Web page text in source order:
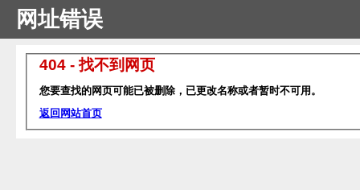
网址错误
404 - 找不到网页
您要查找的网页可能已被删除，已更改名称或者暂时不可用。
返回网站首页